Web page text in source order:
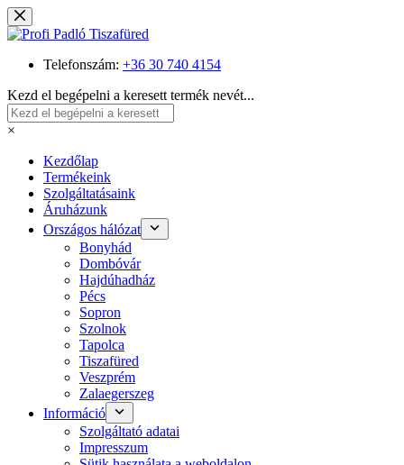
Skip
to
Telefonszám: +36 30 740 4154
Kezd el begépelni a keresett termék nevét...
×
Kezdőlap
Termékeink
Szolgáltatásaink
Áruházunk
Országos hálózat
Bonyhád
Dombóvár
Hajdúhadház
Pécs
Sopron
Szolnok
Tapolca
Tiszafüred
Veszprém
Zalaegerszeg
Információ
Szolgáltató adatai
Impresszum